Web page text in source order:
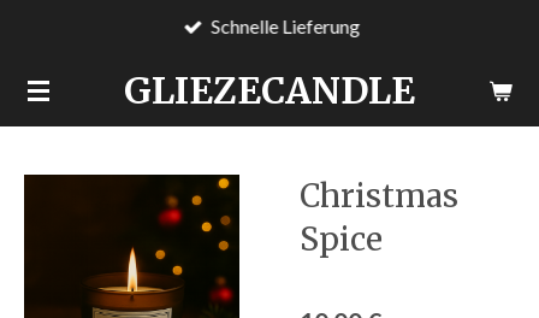
springen
GLIEZECANDLE
Schnelle Lieferung
Christmas
Spice